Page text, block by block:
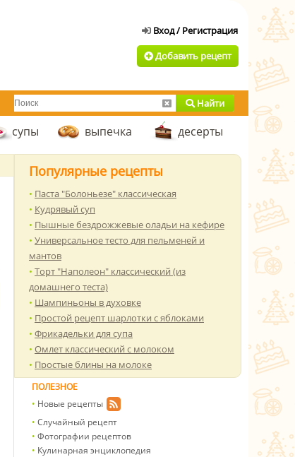
Добавить рецепт
Найти
супы выпечка десерты
Популярные рецепты
Паста "Болоньезе" классическая
Кудрявый суп
Пышные бездрожжевые оладьи на кефире
Универсальное тесто для пельменей и
мантов
Торт "Наполеон" классический (из
домашнего теста)
Шампиньоны в духовке
Простой рецепт шарлотки с яблоками
Фрикадельки для супа
Омлет классический с молоком
Простые блины на молоке
ПОЛЕЗНОЕ
Новые рецепты
Случайный рецепт
Фотографии рецептов
Кулинарная энциклопедия